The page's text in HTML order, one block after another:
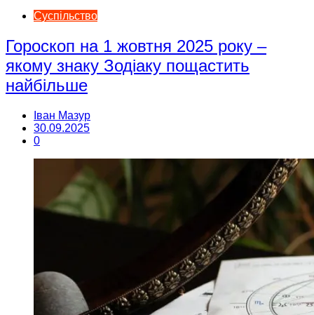
Суспільство
Гороскоп на 1 жовтня 2025 року –
якому знаку Зодіаку пощастить
найбільше
Іван Мазур
30.09.2025
0